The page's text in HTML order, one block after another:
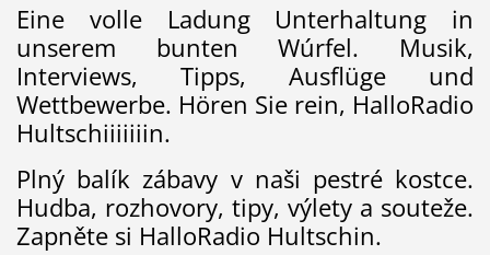
Eine volle Ladung Unterhaltung in
unserem bunten Wúrfel. Musik,
Interviews, Tipps, Ausflüge und
Wettbewerbe. Hören Sie rein, HalloRadio
Hultschiiiiiiin.
Plný balík zábavy v naši pestré kostce.
Hudba, rozhovory, tipy, výlety a souteže.
Zapněte si HalloRadio Hultschin.